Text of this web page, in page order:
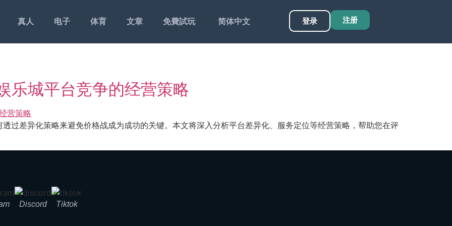
真人 电子 体育 文章 免費試玩 简体中文 登录 注册
乐城平台竞争的经营策略
透过差异化策略来避免价格战成为成功的关键。本文将深入分析平台差异化、服务定位等经营策略，帮助您在评
Discord Tiktok